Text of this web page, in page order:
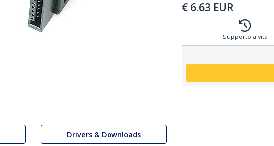
Drivers & Downloads
€ 6.63 EUR
Supporto a vita